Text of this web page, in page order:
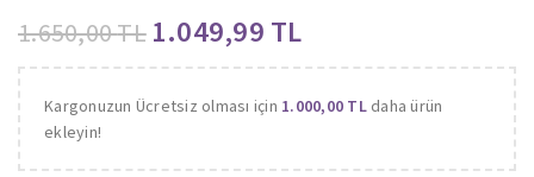
1.650,00TL 1.049,99 TL
Kargonuzun Ücretsiz olması için 1.000,00 TLdaha ürün
ekleyin!